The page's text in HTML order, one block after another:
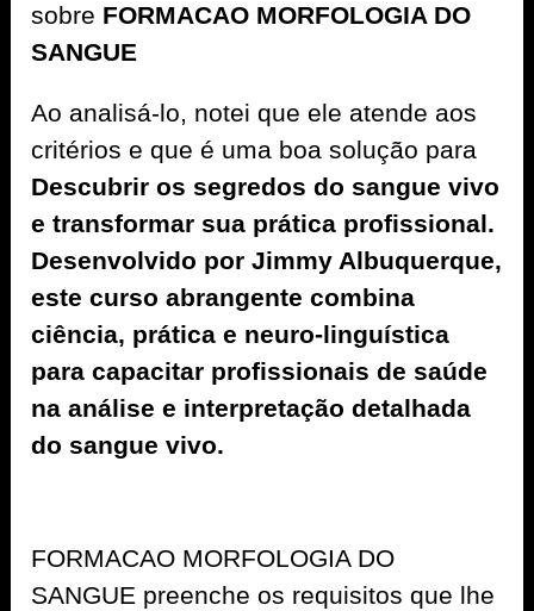
sobre FORMACAO MORFOLOGIA DO
SANGUE
Ao analisá-lo, notei que ele atende aos
critérios e que é uma boa solução para
Descubrir os segredos do sangue vivo
e transformar sua prática profissional.
Desenvolvido por Jimmy Albuquerque,
este curso abrangente combina
ciência, prática e neuro-linguística
para capacitar profissionais de saúde
na análise e interpretação detalhada
do sangue vivo.
FORMACAO MORFOLOGIA DO
SANGUE preenche os requisitos que lhe